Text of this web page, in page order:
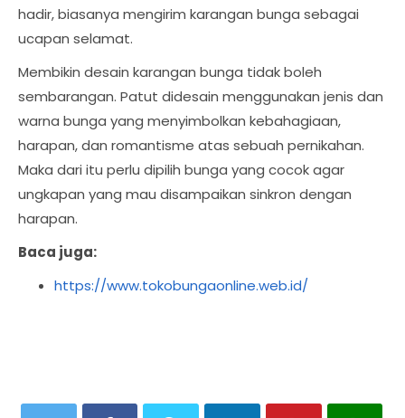
hadir, biasanya mengirim karangan bunga sebagai
ucapan selamat.
Membikin desain karangan bunga tidak boleh
sembarangan. Patut didesain menggunakan jenis dan
warna bunga yang menyimbolkan kebahagiaan,
harapan, dan romantisme atas sebuah pernikahan.
Maka dari itu perlu dipilih bunga yang cocok agar
ungkapan yang mau disampaikan sinkron dengan
harapan.
Baca juga:
https://www.tokobungaonline.web.id/